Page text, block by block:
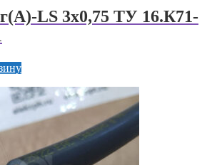
LS 3х0,75 ТУ 16.К71-